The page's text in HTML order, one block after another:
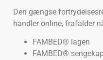
Den gængse
handler online, frafalder
FAMBED® lagen
FAMBED®